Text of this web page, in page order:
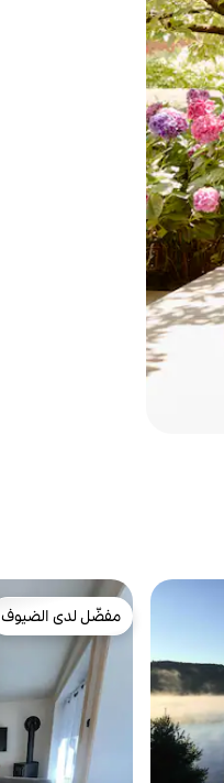
مفضّل لدى الضيوف
مفضّل لدى الضيوف